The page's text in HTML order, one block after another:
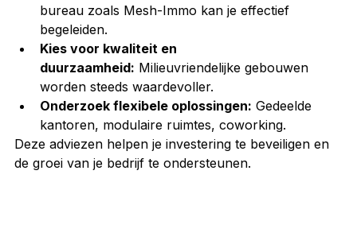
bureau zoals Mesh-Immo kan je effectief
begeleiden.
Kies voor kwaliteit en
duurzaamheid: Milieuvriendelijke gebouwen
worden steeds waardevoller.
Onderzoek flexibele oplossingen: Gedeelde
kantoren, modulaire ruimtes, coworking.
Deze adviezen helpen je investering te beveiligen en
de groei van je bedrijf te ondersteunen.